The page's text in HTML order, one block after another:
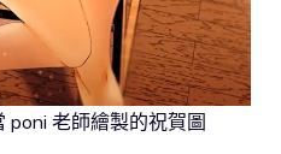
老師繪製的祝賀圖